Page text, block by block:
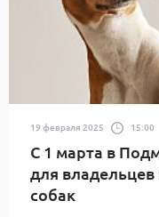
19 февраля 2025 15:00
С 1 марта в
для
собак